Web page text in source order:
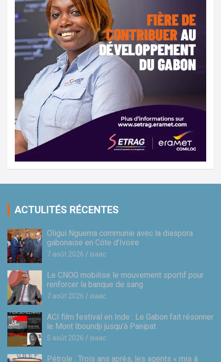
ACTULITÉS RÉCENTES
Oligui Nguema communie avec la diaspora
gabonaise en Côte d’Ivoire
7 août 2026 isaac
Le CNOG mobilise le mouvement sportif pour
renforcer la banque de sang
7 août 2026 isaac
ACI film festival en Inde : Le Gabon fait résonner
le Mont Iboundji jusqu’à Panipat
5 août 2026 isaac
Pétrole : Trois ans après, les agents « mis à